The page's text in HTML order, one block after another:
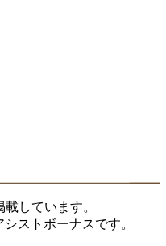
しています。
ストボーナスです。